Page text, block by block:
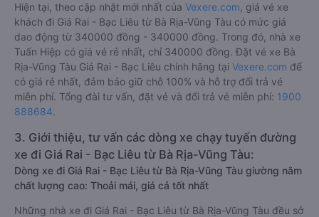
Hiện tại, theo cập nhật mới nhất của Vexere.com , giá vé xe
khách đi Giá Rai - Bạc Liêu từ Bà Rịa-Vũng Tàu có mức giá
dao động từ 340000 đồng - 340000 đồng. Trong đó, nhà xe
Tuấn Hiệp có giá vé rẻ nhất, chỉ 340000 đồng. Đặt vé xe Bà
Rịa-Vũng Tàu Giá Rai - Bạc Liêu chính hãng tại Vexere.com để
có giá rẻ nhất, đảm bảo giữ chỗ 100% và hỗ trợ đổi trả vé
miễn phí. Tổng đài tư vấn, đặt vé và đổi trả vé miễn phí: 1900
888684.
3. Giới thiệu, tư vấn các dòng xe chạy tuyến đường
xe đi Giá Rai - Bạc Liêu từ Bà Rịa-Vũng Tàu:
Dòng xe đi Giá Rai - Bạc Liêu từ Bà Rịa-Vũng Tàu giường nằm
chất lượng cao: Thoải mái, giá cả tốt nhất
Những nhà xe đi Giá Rai - Bạc Liêu từ Bà Rịa-Vũng Tàu đều sở